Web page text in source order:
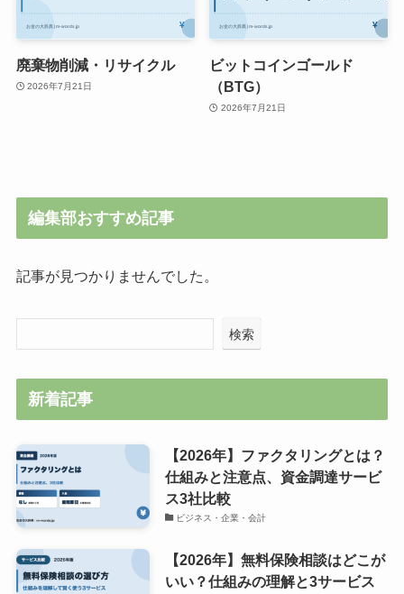
廃棄物削減・リサイクル
2026年7月21日
ビットコインゴールド
（BTG）
2026年7月21日
編集部おすすめ記事
記事が見つかりませんでした。
検索
新着記事
【2026年】ファクタリングとは？
仕組みと注意点、資金調達サービ
ス3社比較
ビジネス・企業・会計
【2026年】無料保険相談はどこが
いい？仕組みの理解と3サービス